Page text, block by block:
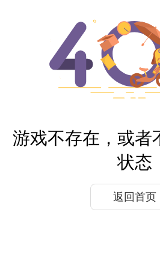
游戏不存在，或者
状态
返回首页